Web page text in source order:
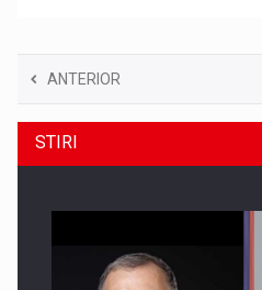
ANTERIOR
STIRI